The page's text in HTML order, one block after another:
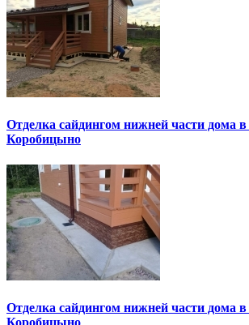
Отделка сайдингом нижней части дома в
Коробицыно
Отделка сайдингом нижней части дома в
Коробицыно